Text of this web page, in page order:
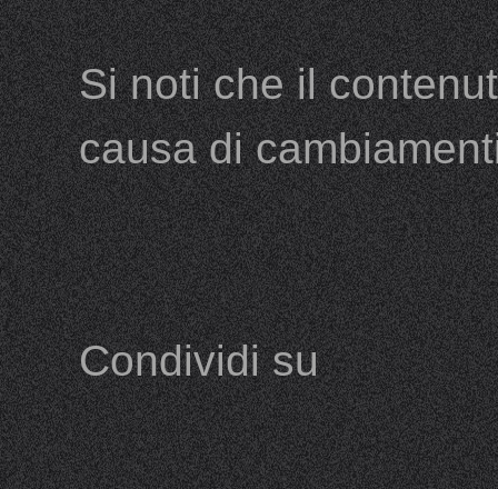
Si noti che il
causa di
Condividi su